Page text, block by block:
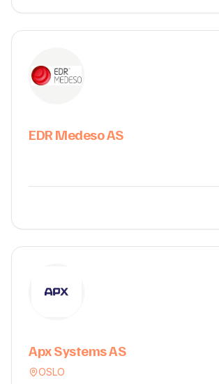
EDR Medeso AS
Apx Systems AS
OSLO